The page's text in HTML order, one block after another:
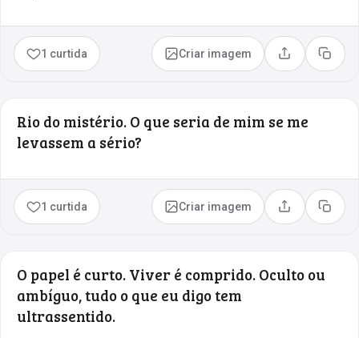
1 curtida Criar imagem Compartilhar
Copiar
Rio do mistério. O que seria de mim se me
levassem a sério?
1 curtida Criar imagem Compartilhar
Copiar
O papel é curto. Viver é comprido. Oculto ou
ambíguo, tudo o que eu digo tem
ultrassentido.